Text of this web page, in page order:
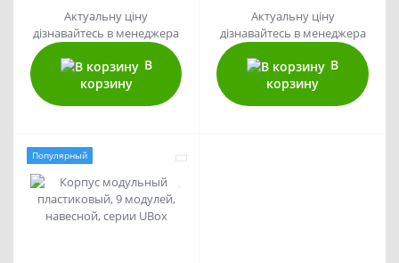
Актуальну ціну
дізнавайтесь в менеджера
В
корзину
Актуальну ціну
дізнавайтесь в менеджера
В
корзину
Популярный